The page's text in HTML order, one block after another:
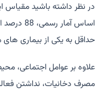
در نظر داشته باشید مقیاس
حداقل به یکی از بیماری
علاوه بر عوامل اجتماعی،
مصرف دخانیات، نداشتن